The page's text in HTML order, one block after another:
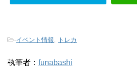
-イベント情報 トレカ
執筆者： funabashi